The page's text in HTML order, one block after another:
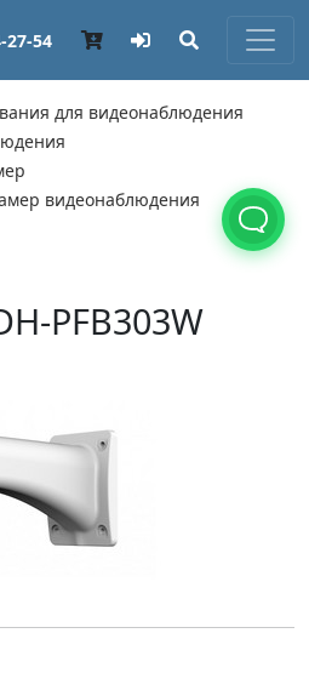
27-54
для видеонаблюдения
видеонаблюдения
PFB303W